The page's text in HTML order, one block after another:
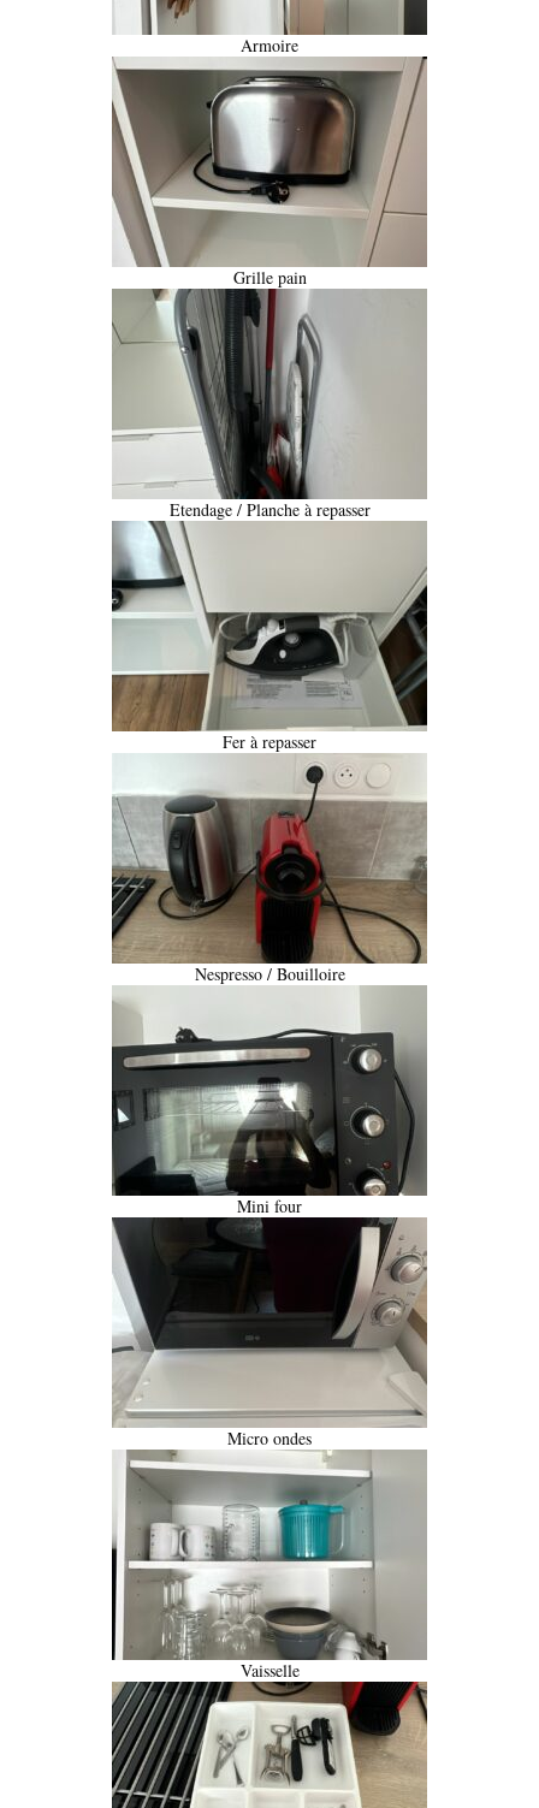
Armoire
Grille pain
Etendage / Planche à repasser
Fer à repasser
Nespresso / Bouilloire
Mini four
Micro ondes
Vaisselle